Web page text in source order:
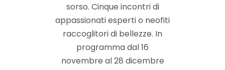
sorso. Cinque incontri di
appassionati esperti o neofiti
raccoglitori di bellezze. In
programma dal 16
novembre al 28 dicembre